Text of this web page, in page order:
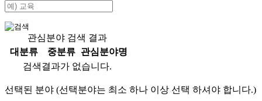
관심분야 검색 결과
대분류
중분류
관심분야명
검색결과가 없습니다.
선택된 분야 (선택분야는 최소 하나 이상 선택 하셔야 합니다.)